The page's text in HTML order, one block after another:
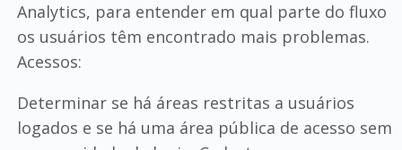
Analytics, para entender em qual parte do fluxo
os usuários têm encontrado mais problemas.
Acessos:
Determinar se há áreas restritas a usuários
logados e se há uma área pública de acesso sem